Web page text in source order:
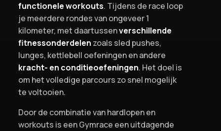
functionele workouts. Tijdens de race loop
je meerdere rondes van ongeveer 1
kilometer, met daartussenverschillende
fitnessonderdelen zoals sled pushes,
lunges, kettlebell oefeningen en andere
kracht- en conditieoefeningen. Het doel is
om het volledige parcours zo snel mogelijk
te voltooien.
Door de combinatie van hardlopen en
workouts is een Gymrace een uitdagende